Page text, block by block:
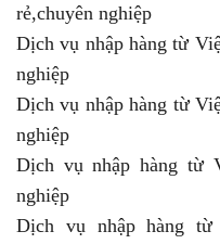
rẻ,chuyên nghiệp
Dịch vụ nhập hàng từ
nghiệp
Dịch vụ nhập hàng từ
nghiệp
Dịch vụ nhập hàng từ
nghiệp
Dịch vụ nhập hàng